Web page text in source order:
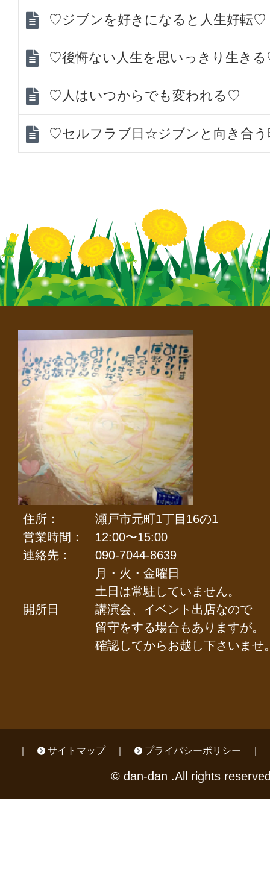
♡ジブンを好きになると人生好転♡
♡後悔ない人生を思いっきり生き
♡人はいつからでも変われる♡
♡セルフラブ日☆ジブンと向き合
住所：
瀬戸市元町1丁目16の1
営業時間：
12:00〜15:00
連絡先：
090-7044-8639
開所日
月・火・金曜日
土日は常駐していません。
講演会、イベント出店なので
留守をする場合もありますが。
確認してからお越し下さいませ
サイトマップ プライバシーポリシー
© dan-dan .All rights